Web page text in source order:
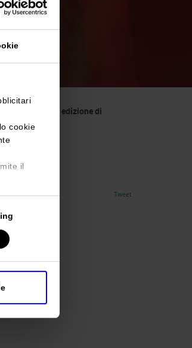
cookie
il
con la 15ª edizione di
Tweet